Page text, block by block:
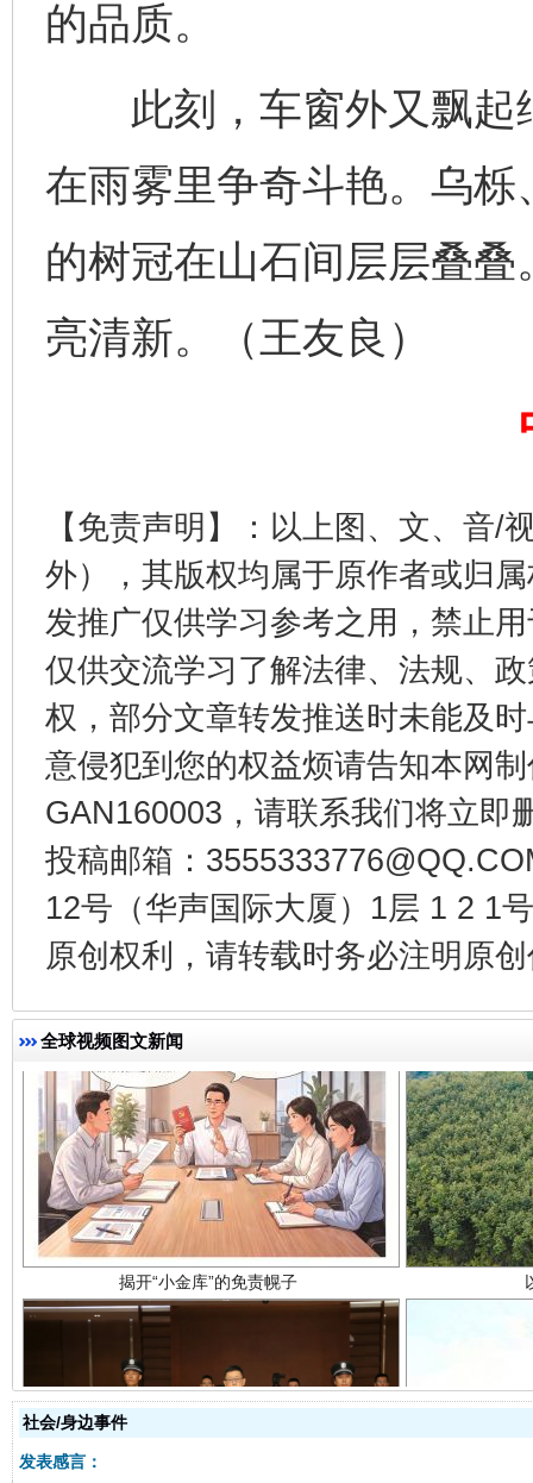
的品质。
此刻，车窗外又飘起
在雨雾里争奇斗艳。乌
的树冠在山石间层层叠
亮清新。（王友良）
【免责声明】：以上图、文、音/
外），其版权均属于原作者或归
发推广仅供学习参考之用，禁止
仅供交流学习了解法律、法规、
权，部分文章转发推送时未能及
意侵犯到您的权益烦请告知本网
GAN160003，请联系我们将立即
投稿邮箱：
12号（华声国际大厦）1层 1 2 1
原创权利，请转载时务必注明原
全球视频图文新闻
完善运行机制助力责任有效落实 一纸欠
千年窑火 生生不息 一
揭开“小金库”的免责幌子
社会/身边事件
发表感言：